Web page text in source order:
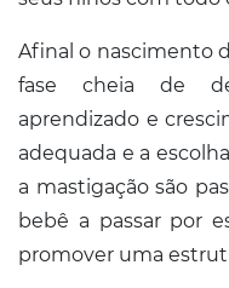
Afinal o nascimento
fase cheia de
aprendizado e
adequada e a
a mastigação são
bebê a passar por
promover uma